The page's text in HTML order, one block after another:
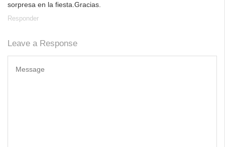
sorpresa en la fiesta.Gracias.
Responder
Leave a Response